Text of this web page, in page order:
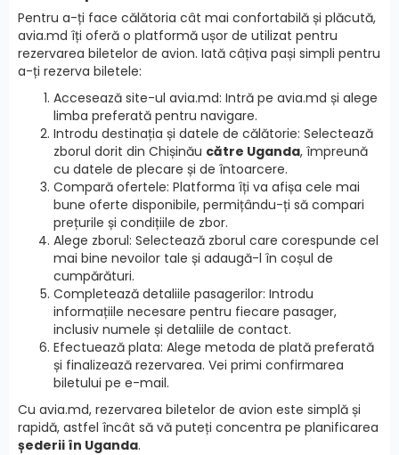
Pentru a-ți face călătoria cât mai confortabilă și plăcută,
avia.md îți oferă o platformă ușor de utilizat pentru
rezervarea biletelor de avion. Iată câțiva pași simpli pentru
a-ți rezerva biletele:
Accesează site-ul avia.md: Intră pe avia.md și alege
limba preferată pentru navigare.
Introdu destinația și datele de călătorie: Selectează
zborul dorit din Chișinău către Uganda, împreună
cu datele de plecare și de întoarcere.
Compară ofertele: Platforma îți va afișa cele mai
bune oferte disponibile, permițându-ți să compari
prețurile și condițiile de zbor.
Alege zborul: Selectează zborul care corespunde cel
mai bine nevoilor tale și adaugă-l în coșul de
cumpărături.
Completează detaliile pasagerilor: Introdu
informațiile necesare pentru fiecare pasager,
inclusiv numele și detaliile de contact.
Efectuează plata: Alege metoda de plată preferată
și finalizează rezervarea. Vei primi confirmarea
biletului pe e-mail.
Cu avia.md, rezervarea biletelor de avion este simplă și
rapidă, astfel încât să vă puteți concentra pe planificarea
șederii în Uganda.